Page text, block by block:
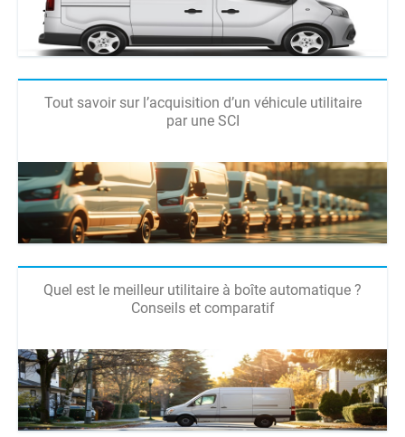
Tout savoir sur l’acquisition d’un véhicule utilitaire
par une SCI
Quel est le meilleur utilitaire à boîte automatique ?
Conseils et comparatif